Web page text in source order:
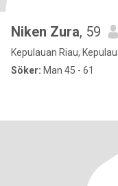
Niken Zura, 59
Kepulauan Riau,
Söker: Man 45 - 61